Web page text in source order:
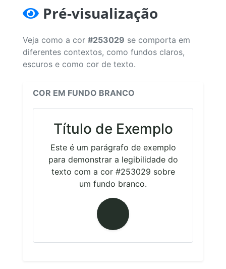
Pré-visualização
Veja como a cor #253029 se comporta em
diferentes contextos, como fundos claros,
escuros e como cor de texto.
COR EM FUNDO BRANCO
Título de Exemplo
Este é um parágrafo de exemplo
para demonstrar a legibilidade do
texto com a cor #253029 sobre
um fundo branco.